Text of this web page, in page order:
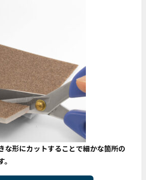
形にカットすることで細かな箇所の